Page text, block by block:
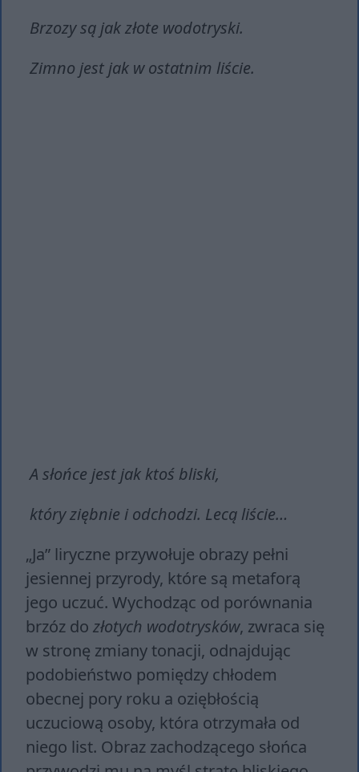
Brzozy są jak złote wodotryski.
Zimno jest jak w ostatnim liście.
A słońce jest jak ktoś bliski,
który ziębnie i odchodzi. Lecą liście…
„Ja” liryczne przywołuje obrazy pełni
jesiennej przyrody, które są metaforą
jego uczuć. Wychodząc od porównania
brzóz do złotych wodotrysków, zwraca się
w stronę zmiany tonacji, odnajdując
podobieństwo pomiędzy chłodem
obecnej pory roku a oziębłością
uczuciową osoby, która otrzymała od
niego list. Obraz zachodzącego słońca